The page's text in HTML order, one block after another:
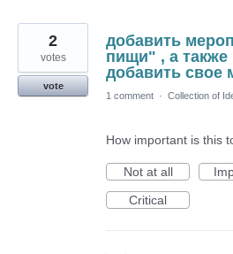
добавить
пищи" , а
добавить свое
2
votes
vote
1 comment · Collection of
How important is this
Not at all
Critical